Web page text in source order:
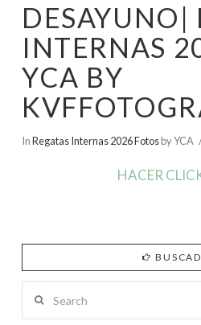
DESAYUNO|
INTERNAS
YCA BY
InRegatas Internas 2026 Fotosby YCA
HACER